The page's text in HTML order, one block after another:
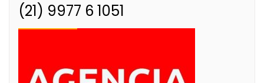
(21) 9977 6 1051